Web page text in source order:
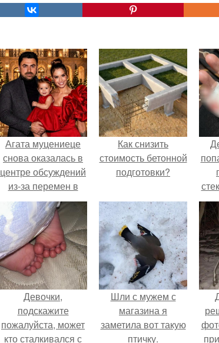
Агата муцениеце
снова оказалась в
центре обсуждений
из-за перемен в
личной жизни.
Как снизить
стоимость бетонной
подготовки?
Девочки,
подскажите
пожалуйста, может
кто сталкивался с
Шли с мужем с
магазина я
заметила вот такую
птичку.